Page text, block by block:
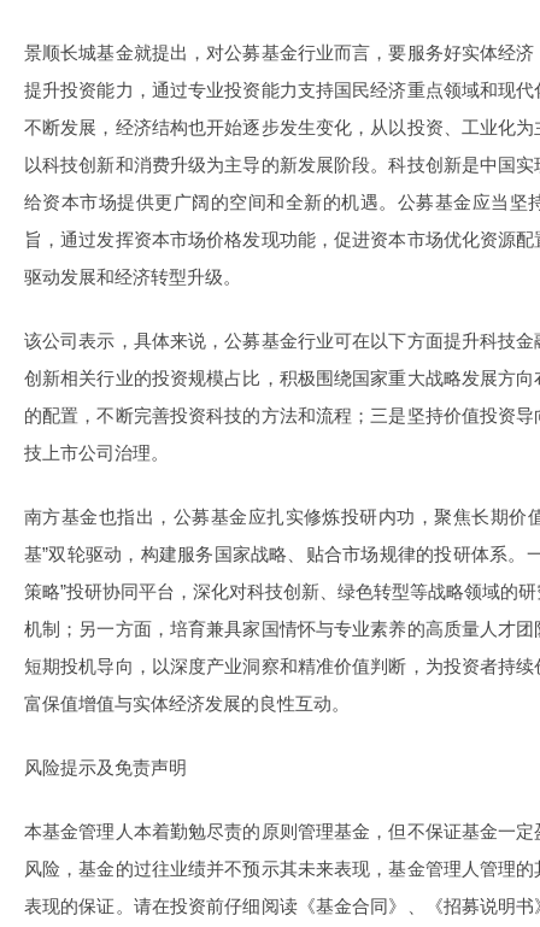
景顺长城基金就提出，对公募基金行业而言，要服务好实体经
提升投资能力，通过专业投资能力支持国民经济重点领域和现
不断发展，经济结构也开始逐步发生变化，从以投资、工业化
以科技创新和消费升级为主导的新发展阶段。科技创新是中国
给资本市场提供更广阔的空间和全新的机遇。公募基金应当坚
旨，通过发挥资本市场价格发现功能，促进资本市场优化资源
驱动发展和经济转型升级。
该公司表示，具体来说，公募基金行业可在以下方面提升科技
创新相关行业的投资规模占比，积极围绕国家重大战略发展方
的配置，不断完善投资科技的方法和流程；三是坚持价值投资
技上市公司治理。
南方基金也指出，公募基金应扎实修炼投研内功，聚焦长期价
基”双轮驱动，构建服务国家战略、贴合市场规律的投研体系。
策略”投研协同平台，深化对科技创新、绿色转型等战略领域的
机制；另一方面，培育兼具家国情怀与专业素养的高质量人才
短期投机导向，以深度产业洞察和精准价值判断，为投资者持
富保值增值与实体经济发展的良性互动。
风险提示及免责声明
本基金管理人本着勤勉尽责的原则管理基金，但不保证基金一
风险，基金的过往业绩并不预示其未来表现，基金管理人管理
表现的保证。请在投资前仔细阅读《基金合同》、《招募说明